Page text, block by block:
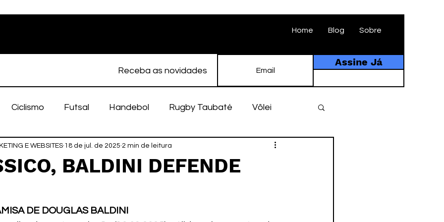
Home Blog Sobre
Receba as novidades
Assine Já
Ciclismo Futsal Handebol Rugby Taubaté Vôlei
Feminino Atletismo EC Taubaté História
BALDINI DEFENDE
E WEBSITES 18 de jul. de 2025 2 min de leitura
DE DOUGLAS BALDINI